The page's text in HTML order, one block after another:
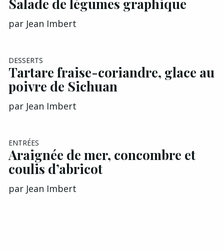
Salade de légumes graphique
par Jean Imbert
DESSERTS
Tartare fraise-coriandre, glace au
poivre de Sichuan
par Jean Imbert
ENTRÉES
Araignée de mer, concombre et
coulis d’abricot
par Jean Imbert